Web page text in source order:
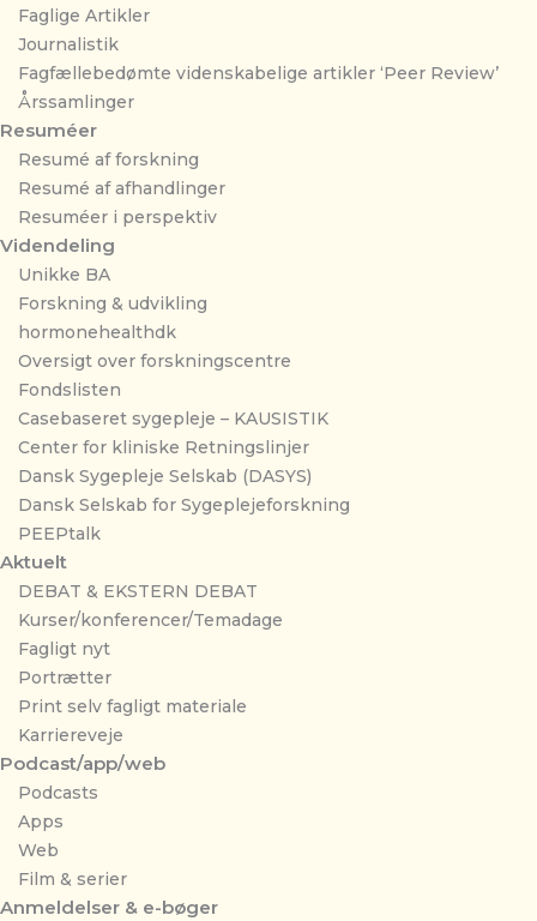
Faglige Artikler
Journalistik
Fagfællebedømte videnskabelige artikler ‘Peer Review’
Årssamlinger
Resuméer
Resumé af forskning
Resumé af afhandlinger
Resuméer i perspektiv
Videndeling
Unikke BA
Forskning & udvikling
hormonehealthdk
Oversigt over forskningscentre
Fondslisten
Casebaseret sygepleje – KAUSISTIK
Center for kliniske Retningslinjer
Dansk Sygepleje Selskab (DASYS)
Dansk Selskab for Sygeplejeforskning
PEEPtalk
Aktuelt
DEBAT & EKSTERN DEBAT
Kurser/konferencer/Temadage
Fagligt nyt
Portrætter
Print selv fagligt materiale
Karriereveje
Podcast/app/web
Podcasts
Apps
Web
Film & serier
Anmeldelser & e-bøger